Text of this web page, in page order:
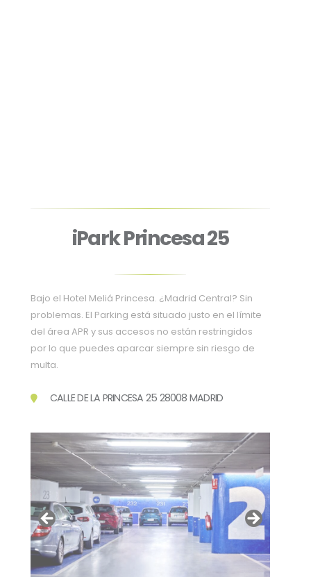
iPark Princesa 25
Bajo el Hotel Meliá Princesa. ¿Madrid Central? Sin
problemas. El Parking está situado justo en el límite
del área APR y sus accesos no están restringidos
por lo que puedes aparcar siempre sin riesgo de
multa.
CALLE DE LA PRINCESA 25 28008 MADRID